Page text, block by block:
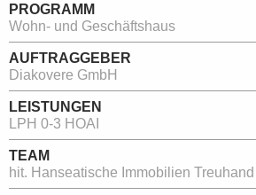
PROGRAMM
Wohn- und Geschäftshaus
AUFTRAGGEBER
Diakovere GmbH
LEISTUNGEN
LPH 0-3 HOAI
TEAM
hit. Hanseatische Immobilien